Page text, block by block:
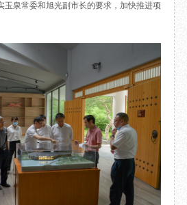
玉泉常委和旭光副市长的要求，加快推进项